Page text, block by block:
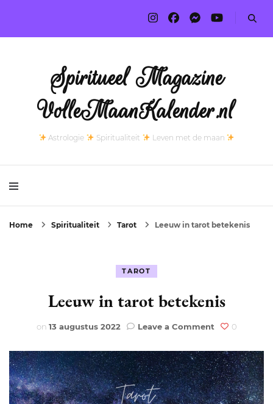
Spiritueel Magazine
VolleMaanKalender.nl
Astrologie Spiritualiteit Leven met de maan
Home Spiritualiteit Tarot Leeuw in tarot betekenis
TAROT
Leeuw in tarot betekenis
on 13 augustus 2022 Leave a Commenton
in
tarot
betekenis
0